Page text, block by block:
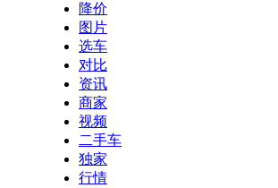
降价
图片
选车
对比
资讯
商家
视频
二手车
独家
行情